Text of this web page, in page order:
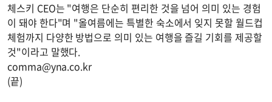
체스키 CEO는 "여행은 단순히 편리한 것을 넘어 의미 있는 경험
이 돼야 한다"며 "올여름에는 특별한 숙소에서 잊지 못할 월드컵
체험까지 다양한 방법으로 의미 있는 여행을 즐길 기회를 제공할
것"이라고 말했다.
comma@yna.co.kr
(끝)